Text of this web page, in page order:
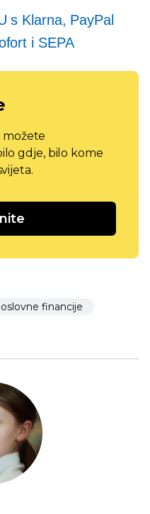
s Klarna, PayPal
i SEPA
možete
gdje, bilo kome
financije